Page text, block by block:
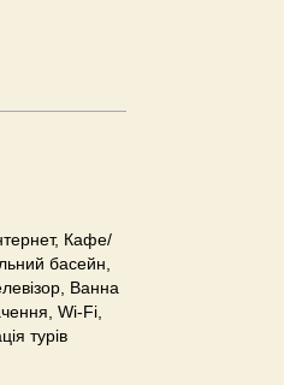
Кафе/
басейн,
Ванна
Wi-Fi,
турів